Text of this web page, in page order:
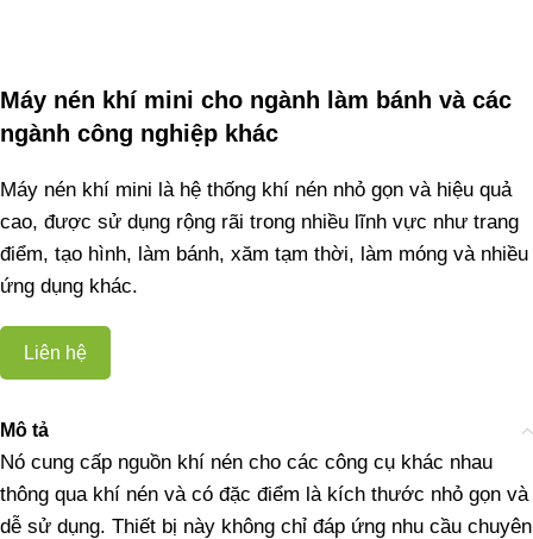
Máy nén khí mini cho ngành làm bánh và các
ngành công nghiệp khác
Máy nén khí mini là hệ thống khí nén nhỏ gọn và hiệu quả
cao, được sử dụng rộng rãi trong nhiều lĩnh vực như trang
điểm, tạo hình, làm bánh, xăm tạm thời, làm móng và nhiều
ứng dụng khác.
Liên hệ
Mô tả
Nó cung cấp nguồn khí nén cho các công cụ khác nhau
thông qua khí nén và có đặc điểm là kích thước nhỏ gọn và
dễ sử dụng. Thiết bị này không chỉ đáp ứng nhu cầu chuyên